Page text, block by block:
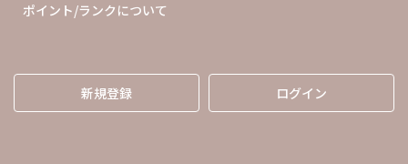
ポイント/ランクについて
新規登録 ログイン